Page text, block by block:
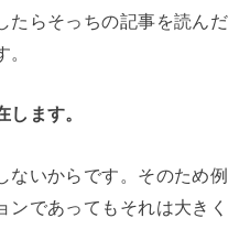
たらそっちの記事を読んだ
ます。
ないからです。そのため例
ンであってもそれは大きく